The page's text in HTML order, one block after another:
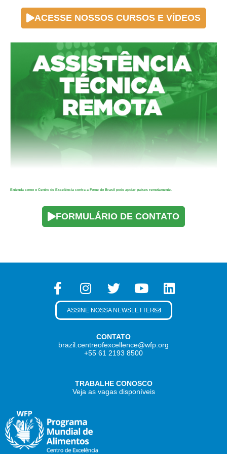
ACESSE NOSSOS CURSOS E VÍDEOS
Entenda como o Centro de Excelência contra a Fome do Brasil pode apoiar países remotamente.
FORMULÁRIO DE CONTATO
CONTATO
brazil.centreofexcellence@wfp.org
+55 61 2193 8500
TRABALHE CONOSCO
Veja as vagas disponíveis
ASSINE NOSSA NEWSLETTER